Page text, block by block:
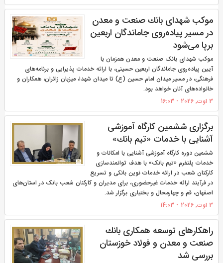
موكب شهدای بانك صنعت و معدن
در مسیر پیاده‌روی جاماندگان اربعین
برپا می‌شود
موکب شهدای بانک صنعت و معدن همزمان با
آیین پیاده‌روی جاماندگان اربعین حسینی، با ارائه خدمات پذیرایی و برنامه‌های
فرهنگی، در مسیر میدان امام حسین (ع) تا میدان شهدا، میزبان زائران، همکاران و
خانواده‌های آنان خواهد بود.
3 اوت, 2026 - 16:03
برگزاری ششمین كارگاه آموزشی
آشنایی با خدمات «تیم بانك»
ششمین دوره کارگاه آموزشی آشنایی با امکانات و
خدمات پلتفرم «تیم بانک» با هدف توانمندسازی
کارکنان شعب در ارائه خدمات نوین بانکی و تسریع
در فرآیند ارائه خدمات غیرحضوری، برای مدیران و کارکنان شعب بانک در استان‌های
اصفهان، قم و چهارمحال و بختیاری برگزار شد.
3 اوت, 2026 - 14:03
راهكارهای توسعه همكاری بانك
صنعت و معدن و فولاد خوزستان
بررسی شد